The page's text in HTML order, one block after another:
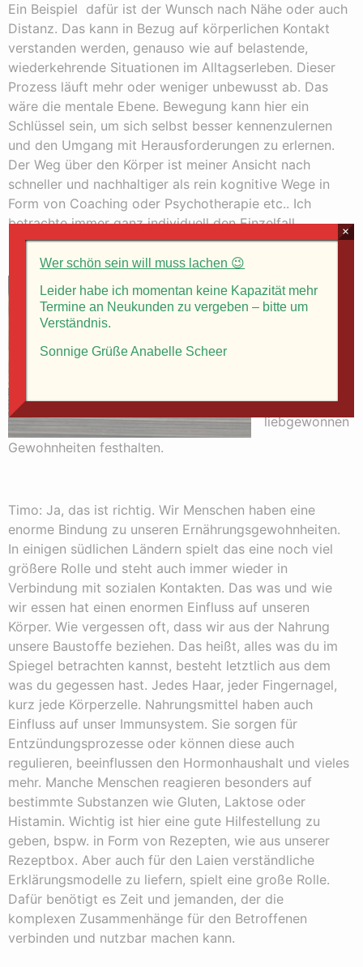
Ein Beispiel dafür ist der Wunsch nach Nähe oder auch
Distanz. Das kann in Bezug auf körperlichen Kontakt
verstanden werden, genauso wie auf belastende,
wiederkehrende Situationen im Alltagserleben. Dieser
Prozess läuft mehr oder weniger unbewusst ab. Das
wäre die mentale Ebene. Bewegung kann hier ein
Schlüssel sein, um sich selbst besser kennenzulernen
und den Umgang mit Herausforderungen zu erlernen.
Der Weg über den Körper ist meiner Ansicht nach
schneller und nachhaltiger als rein kognitive Wege in
Form von Coaching oder Psychotherapie etc.. Ich
betrachte immer ganz individuell den Einzelfall.
Anabelle: Mir
fällt auf, dass
an
liebgewonnen
Gewohnheiten festhalten.
Timo: Ja, das ist richtig. Wir Menschen haben eine
enorme Bindung zu unseren Ernährungsgewohnheiten.
In einigen südlichen Ländern spielt das eine noch viel
größere Rolle und steht auch immer wieder in
Verbindung mit sozialen Kontakten. Das was und wie
wir essen hat einen enormen Einfluss auf unseren
Körper. Wie vergessen oft, dass wir aus der Nahrung
unsere Baustoffe beziehen. Das heißt, alles was du im
Spiegel betrachten kannst, besteht letztlich aus dem
was du gegessen hast. Jedes Haar, jeder Fingernagel,
kurz jede Körperzelle. Nahrungsmittel haben auch
Einfluss auf unser Immunsystem. Sie sorgen für
Entzündungsprozesse oder können diese auch
regulieren, beeinflussen den Hormonhaushalt und vieles
mehr. Manche Menschen reagieren besonders auf
bestimmte Substanzen wie Gluten, Laktose oder
Histamin. Wichtig ist hier eine gute Hilfestellung zu
geben, bspw. in Form von Rezepten, wie aus unserer
Rezeptbox. Aber auch für den Laien verständliche
Erklärungsmodelle zu liefern, spielt eine große Rolle.
Dafür benötigt es Zeit und jemanden, der die
komplexen Zusammenhänge für den Betroffenen
verbinden und nutzbar machen kann.
Wer schön sein will muss lachen 😉
Leider habe ich momentan keine Kapazität mehr
Termine an Neukunden zu vergeben – bitte um
Verständnis.
Sonnige Grüße Anabelle Scheer
×